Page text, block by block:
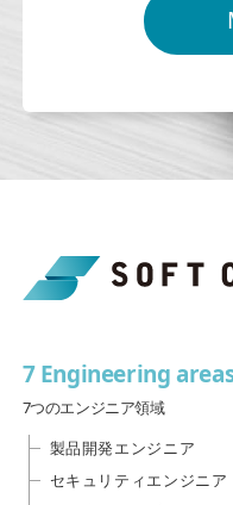
7 Engineering
7つのエンジニア領域
製品開発エンジニア
セキュリティエンジニア